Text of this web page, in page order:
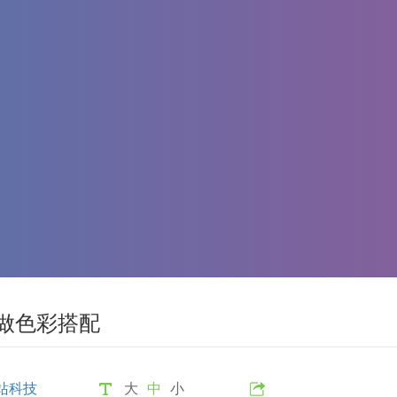
色彩搭配
科技 大 中 小